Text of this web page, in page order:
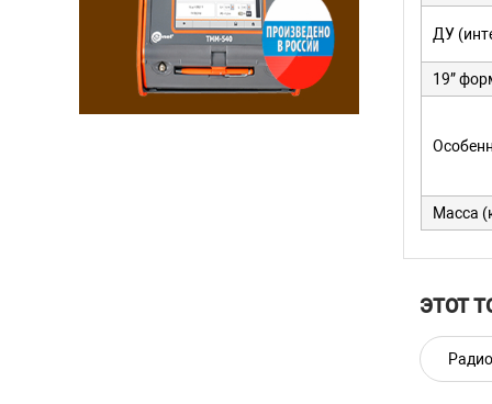
ДУ
19”
Масса
ЭТОТ